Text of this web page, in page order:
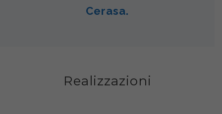
Cerasa.
Realizzazioni